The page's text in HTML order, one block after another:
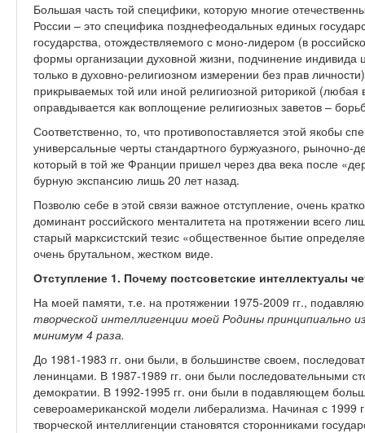
Большая часть той специфики, которую многие
России – это специфика позднефеодальных единых
государства, отождествляемого с моно-лидером (в
формы организации духовной жизни, подчинение индивида
только в духовно-религиозном измерении без прав
прикрываемых той или иной религиозной риторикой (любая
оправдывается как воплощение религиозных заветов –
Соответственно, то, что противопоставляется этой якобы
универсальные черты стандартного буржуазного, рыночно-
который в той же Франции пришел через два века после
бурную экспансию лишь 20 лет назад.
Позволю себе в этой связи важное отступление, очень
доминант российского менталитета на протяжении всего
старый марксистский тезис «общественное бытие
очень брутальном, жестком виде.
Отступление 1. Почему постсоветские интеллектуалы
На моей памяти, т.е. на протяжении 1975-2009 гг.,
творческой интеллигенции моей Родины принципиально
минимум 4 раза.
До 1981-1983 гг. они были, в большинстве своем,
ленинцами. В 1987-1989 гг. они были последовательными
демократии. В 1992-1995 гг. они были в подавляющем
североамериканской модели либерализма. Начиная с 1999
творческой интеллигенции становятся сторонниками